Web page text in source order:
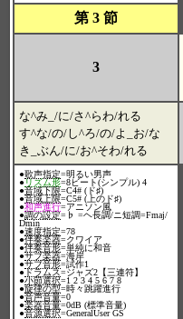
第 3 節
3
な^み_/に/さ^らわ/れる
す^な/の/し^ろ/の/よ_お/な
き_ぶん/に/お^そわ/れる
●歌声指定=明るい男声
●リズム形=8ビート(シンプル) 4
●音域下限=C4# (ド♯)
●音域上限=C5# (上のド♯)
●和声進行=アニソン風
●調の設定=♭ =ヘ長調/ニ短調=Fmaj/
Dmin
●速度指定=78
●伴奏楽器=クワイア
●伴奏音形=単純に和音
●サブ楽器=海岸
●サブ音形=試作1
●ドラムス=ジャズ2【三連符】
●小節選択=1 2 3 4 5 6 7 8
●旋律の型=時々跳躍進行
●音声音量=0
●楽器音量=0dB (標準音量)
●音源選択=GeneralUser GS